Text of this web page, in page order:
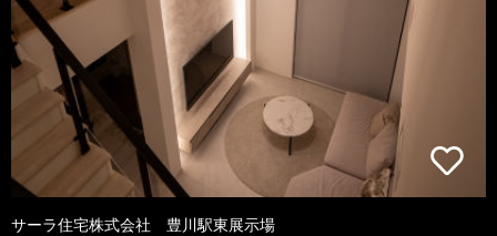
サーラ住宅株式会社 豊川駅東展示場